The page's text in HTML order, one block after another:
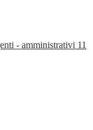
- amministrativi 11